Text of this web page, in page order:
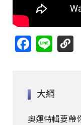
Facebook
Line
大綱
奧運特輯要帶